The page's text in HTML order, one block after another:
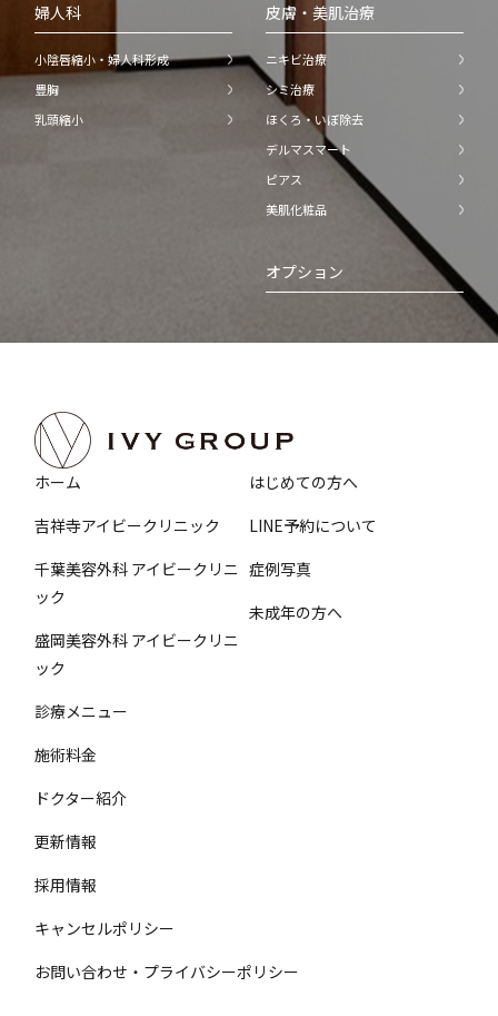
婦人科
小陰唇縮小・婦人科形成
豊胸
乳頭縮小
皮膚・美肌治療
ニキビ治療
シミ治療
ほくろ・いぼ除去
デルマスマート
ピアス
美肌化粧品
オプション
ホーム
吉祥寺アイビークリニック
千葉美容外科 アイビークリニ
ック
盛岡美容外科 アイビークリニ
ック
診療メニュー
施術料金
ドクター紹介
はじめての方へ
LINE予約について
症例写真
未成年の方へ
更新情報
採用情報
キャンセルポリシー
お問い合わせ・プライバシーポリシー